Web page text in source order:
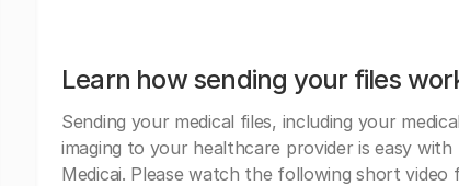
Learn how sending your files
Sending your medical files, including your medical
imaging to your healthcare provider is easy with
Medicai. Please watch the following short video